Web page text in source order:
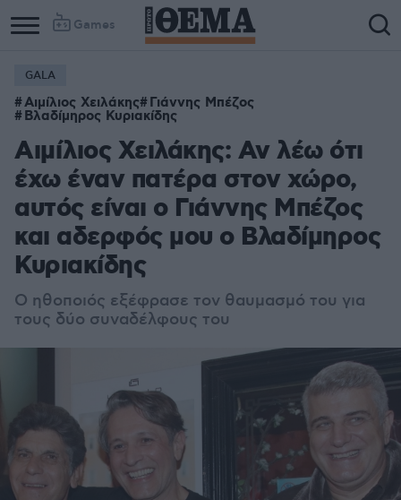
Games
GALA
Αιμίλιος Χειλάκης Γιάννης Μπέζος
Βλαδίμηρος Κυριακίδης
Αιμίλιος Χειλάκης: Αν λέω ότι
έχω έναν πατέρα στον χώρο,
αυτός είναι ο Γιάννης Μπέζος
και αδερφός μου ο Βλαδίμηρος
Κυριακίδης
Ο ηθοποιός εξέφρασε τον θαυμασμό του για
τους δύο συναδέλφους του